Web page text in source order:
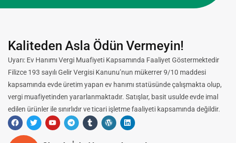
Kaliteden Asla Ödün Vermeyin!
Uyarı: Ev Hanımı Vergi Muafiyeti Kapsamında Faaliyet Göstermektedir
Filizce 193 sayılı Gelir Vergisi Kanunu’nun mükerrer 9/10 maddesi
kapsamında evde üretim yapan ev hanımı statüsünde çalışmakta olup,
vergi muafiyetinden yararlanmaktadır. Satışlar, basit usulde evde imal
edilen ürünler ile sınırlıdır ve ticari işletme faaliyeti kapsamında değildir.